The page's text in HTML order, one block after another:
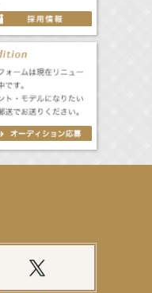
♪
ー＆宝塚文化芸術センター昆虫展示イ
「ふれあい昆虫フェスティバル」トーク